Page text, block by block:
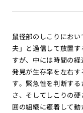
鼠径部のしこりにお
夫」と過信して放置
すが、中には時間の
発見が生存率を左右
す。緊急性を判断す
さ、そしてしこりの
囲の組織に癒着して